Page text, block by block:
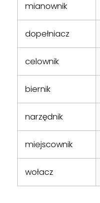
mianownik
dopełniacz
celownik
biernik
narzędnik
miejscownik
wołacz